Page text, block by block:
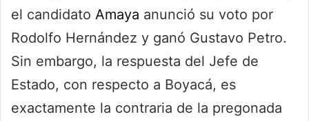
el candidato Amaya anunció su voto por
Rodolfo Hernández y ganó Gustavo Petro.
Sin embargo, la respuesta del Jefe de
Estado, con respecto a Boyacá, es
exactamente la contraria de la pregonada